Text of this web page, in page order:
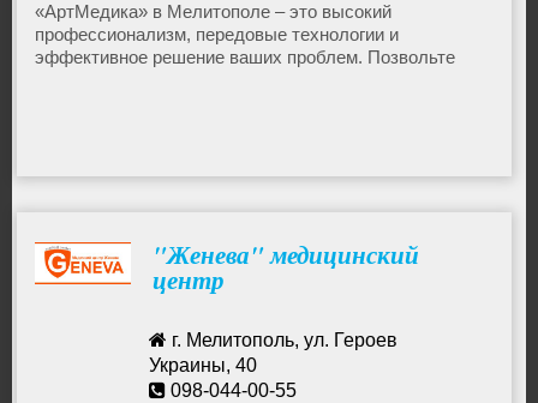
Стрижки
«АртМедика» в Мелитополе – это высокий
профессионализм, передовые технологии и
эффективное решение ваших проблем. Позвольте
"Женева" медицинский
центр
г. Мелитополь, ул. Героев
Украины, 40
098-044-00-55